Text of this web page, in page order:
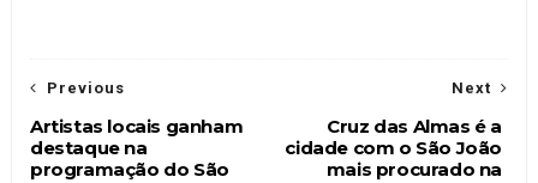
Next
Cruz das Almas é a
cidade com o São João
mais procurado na
Previous
Artistas locais ganham
destaque na
programação do São